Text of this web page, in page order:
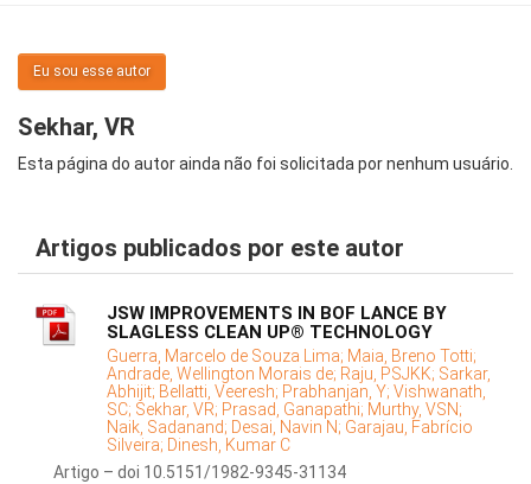
Eu sou esse autor
Sekhar, VR
Esta página do autor ainda não foi solicitada por nenhum usuário.
Artigos publicados por este autor
JSW IMPROVEMENTS IN BOF LANCE BY
SLAGLESS CLEAN UP® TECHNOLOGY
Guerra, Marcelo de Souza Lima; Maia, Breno Totti;
Andrade, Wellington Morais de; Raju, PSJKK; Sarkar,
Abhijit; Bellatti, Veeresh; Prabhanjan, Y; Vishwanath,
SC; Sekhar, VR; Prasad, Ganapathi; Murthy, VSN;
Naik, Sadanand; Desai, Navin N; Garajau, Fabrício
Silveira; Dinesh, Kumar C
Artigo – doi 10.5151/1982-9345-31134